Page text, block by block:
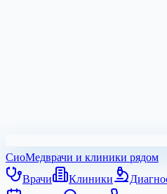
СиоМедврачи и клиники рядом
Врачи
Клиники